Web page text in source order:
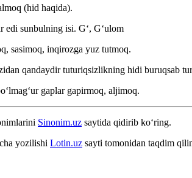
(hid haqida).
edi sunbulning isi. Gʻ, Gʻulom
sasimoq, inqirozga yuz tutmoq.
qandaydir tuturiqsizlikning hidi buruqsab
gaplar gapirmoq, aljimoq.
Sinonim.uz saytida qidirib ko‘ring.
yozilishi Lotin.uz sayti tomonidan taqdim